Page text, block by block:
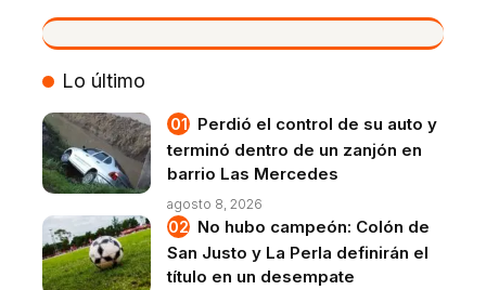
VIVO
Lo último
Perdió el control de su auto y
terminó dentro de un zanjón en
barrio Las Mercedes
agosto 8, 2026
No hubo campeón: Colón de
San Justo y La Perla definirán el
título en un desempate